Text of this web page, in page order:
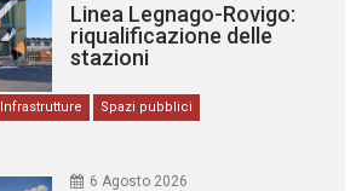
Linea Legnago-Rovigo:
riqualificazione delle
stazioni
Infrastrutture
Spazi pubblici
6 Agosto 2026